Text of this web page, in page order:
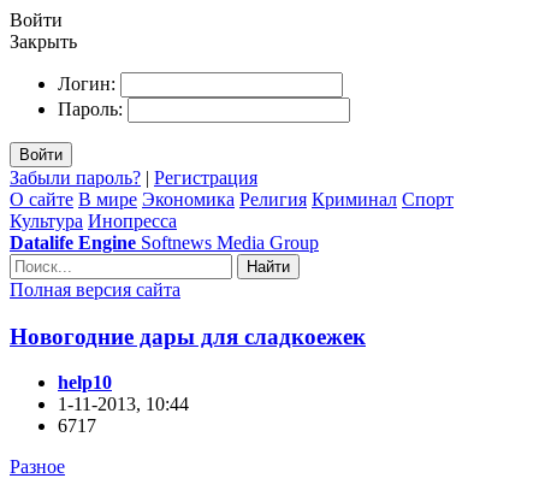
Войти
Закрыть
Логин:
Пароль:
Войти
Забыли пароль? | Регистрация
О сайте В мире Экономика Религия Криминал Спорт
Культура Инопресса
Datalife Engine Softnews Media Group
Найти
Полная версия сайта
Новогодние дары для сладкоежек
help10
1-11-2013, 10:44
6717
Разное